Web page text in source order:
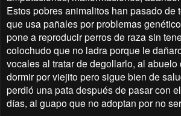
Estos pobres animalitos han pasado de
que usa pañales por problemas
pone a reproducir perros de raza sin
colochudo que no ladra porque le
vocales al tratar de degollarlo, al
dormir por viejito pero sigue bien de
perdió una pata después de pasar con
días, al guapo que no adoptan por no